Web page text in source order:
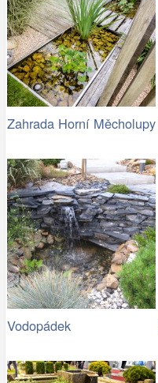
Zahrada Horní Měcholupy
Vodopádek